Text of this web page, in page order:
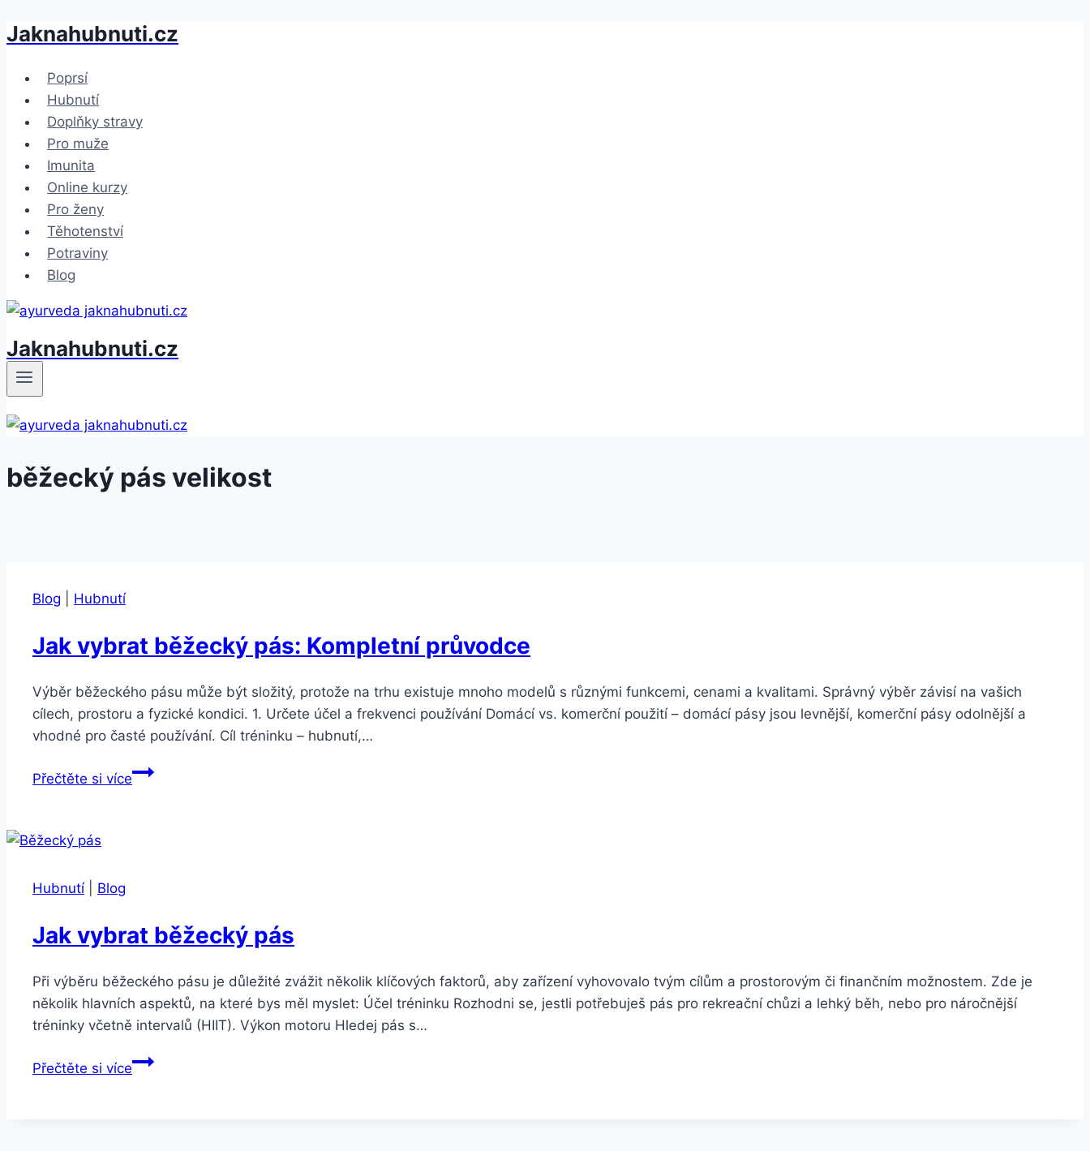
Přeskočit
obsah
Jaknahubnuti.cz
Poprsí
Hubnutí
Doplňky stravy
Pro muže
Imunita
Online kurzy
Pro ženy
Těhotenství
Potraviny
Blog
Jaknahubnuti.cz
běžecký pás velikost
Blog Hubnutí
Jak vybrat běžecký pás: Kompletní průvodce
Výběr běžeckého pásu může být složitý, protože na trhu existuje mnoho modelů s různými funkcemi, cenami a kvalitami. Správný výběr závisí na vašich
cílech, prostoru a fyzické kondici. 1. Určete účel a frekvenci používání Domácí vs. komerční použití – domácí pásy jsou levnější, komerční pásy odolnější a
vhodné pro časté používání. Cíl tréninku – hubnutí,…
Přečtěte si víceJak
Hubnutí Blog
Jak vybrat běžecký pás
Při výběru běžeckého pásu je důležité zvážit několik klíčových faktorů, aby zařízení vyhovovalo tvým cílům a prostorovým či finančním možnostem. Zde je
několik hlavních aspektů, na které bys měl myslet: Účel tréninku Rozhodni se, jestli potřebuješ pás pro rekreační chůzi a lehký běh, nebo pro náročnější
tréninky včetně intervalů (HIIT). Výkon motoru Hledej pás s…
Přečtěte si víceJak